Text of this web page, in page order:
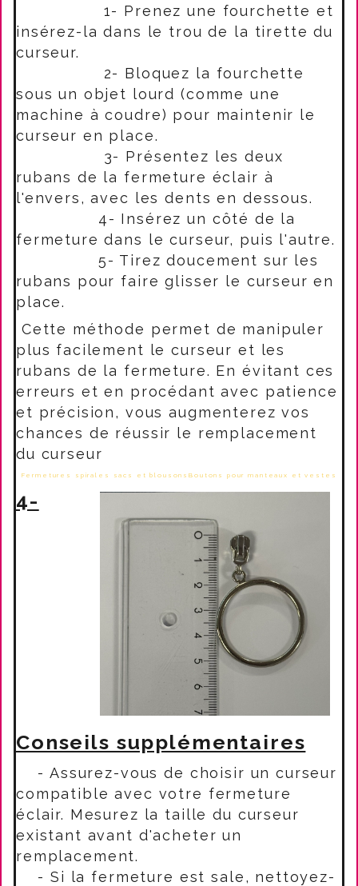
1- Prenez une fourchette et
insérez-la dans le trou de la tirette du
curseur.
2- Bloquez la fourchette
sous un objet lourd (comme une
machine à coudre) pour maintenir le
curseur en place.
3- Présentez les deux
rubans de la fermeture éclair à
l'envers, avec les dents en dessous.
4- Insérez un côté de la
fermeture dans le curseur, puis l'autre.
5- Tirez doucement sur les
rubans pour faire glisser le curseur en
place.
Cette méthode permet de manipuler
plus facilement le curseur et les
rubans de la fermeture. En évitant ces
erreurs et en procédant avec patience
et précision, vous augmenterez vos
chances de réussir le remplacement
du curseur
Fermetures spirales sacs et blousonsBoutons pour manteaux et vestes
4-
Conseils supplémentaires
- Assurez-vous de choisir un curseur
compatible avec votre fermeture
éclair. Mesurez la taille du curseur
existant avant d'acheter un
remplacement.
- Si la fermeture est sale, nettoyez-